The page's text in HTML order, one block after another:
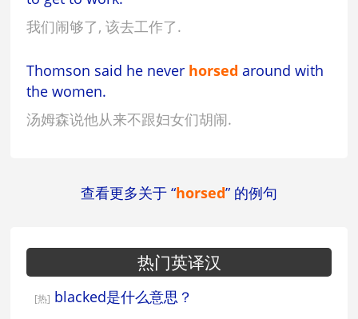
我们闹够了, 该去工作了.
Thomson said he never horsed around with
the women.
汤姆森说他从来不跟妇女们胡闹.
查看更多关于 “horsed” 的例句
热门英译汉
[热] blacked是什么意思？